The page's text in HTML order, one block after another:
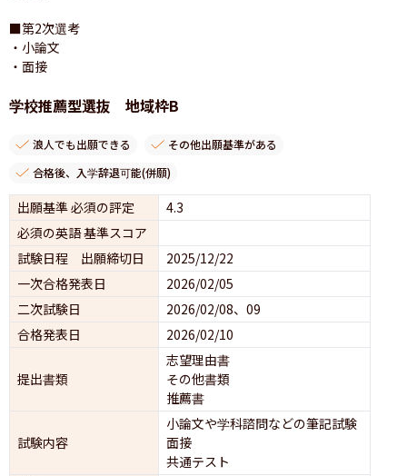
■第2次選考
・小論文
・面接
学校推薦型選抜 地域枠B
浪人でも出願できる
その他出願基準がある
合格後、入学辞退可能(併願)
出願基準 必須の評定
4.3
必須の英語 基準スコア
試験日程 出願締切日
2025/12/22
一次合格発表日
2026/02/05
二次試験日
2026/02/08、09
合格発表日
2026/02/10
提出書類
志望理由書
その他書類
推薦書
試験内容
小論文や学科諮問などの筆記試験
面接
共通テスト